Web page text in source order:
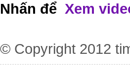
Nhấn để Xem
© Copyright 2012